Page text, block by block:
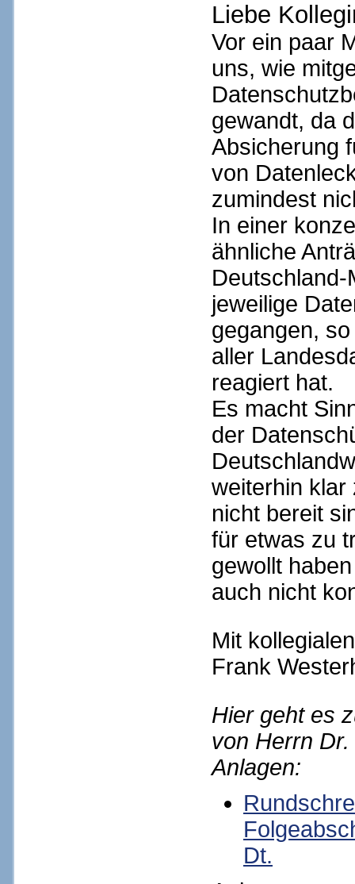
Liebe
Vor ein paar
uns, wie
gewandt, da
Absicherung
von
zumindest
In einer
ähnliche
Deutschland-
jeweilige
gegangen,
aller
reagiert hat.
Es macht
der
weiterhin klar
nicht bereit
für etwas zu
gewollt
auch nicht
Mit
Frank
Hier geht es
von Herrn
Anlagen:
Dt.